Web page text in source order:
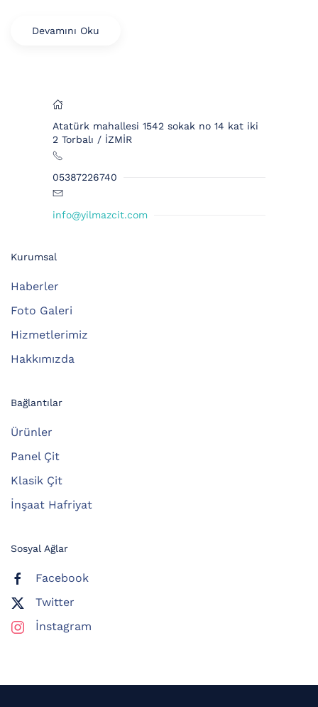
Devamını Oku
Atatürk mahallesi 1542 sokak no 14 kat iki
2 Torbalı / İZMİR
05387226740
info@yilmazcit.com
Kurumsal
Haberler
Foto Galeri
Hizmetlerimiz
Hakkımızda
Bağlantılar
Ürünler
Panel Çit
Klasik Çit
İnşaat Hafriyat
Sosyal Ağlar
Facebook
Twitter
İnstagram